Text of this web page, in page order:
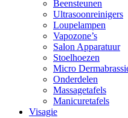
Beensteunen
Ultrasoonreinigers
Loupelampen
Vapozone’s
Salon Apparatuur
Stoelhoezen
Micro
Onderdelen
Massagetafels
Manicuretafels
Visagie